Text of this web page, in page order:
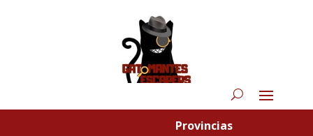
Provincias